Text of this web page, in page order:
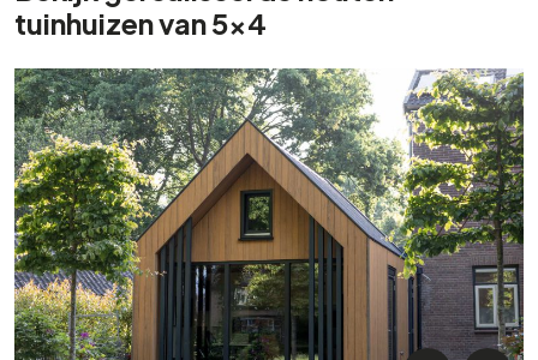
tuinhuizen van 5x4